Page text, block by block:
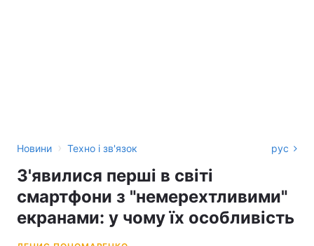
Новини › Техно і зв'язок рус
З'явилися перші в світі
смартфони з "немерехтливими"
екранами: у чому їх особливість